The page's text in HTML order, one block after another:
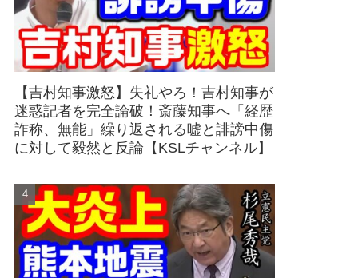
【吉村知事激怒】失礼やろ！吉村知事が
迷惑記者を完全論破！斎藤知事へ「経歴
詐称、無能」繰り返される嘘と誹謗中傷
に対して毅然と反論【KSLチャンネル】